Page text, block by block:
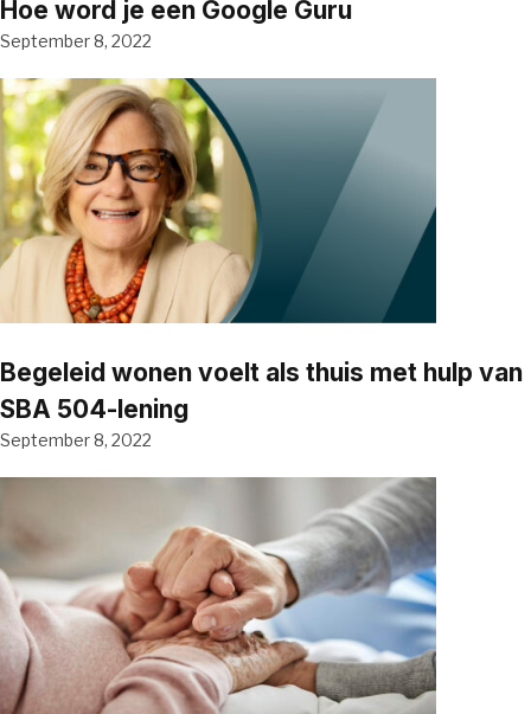
Hoe word je een Google Guru
September 8, 2022
Begeleid wonen voelt als thuis met hulp van
SBA 504-lening
September 8, 2022